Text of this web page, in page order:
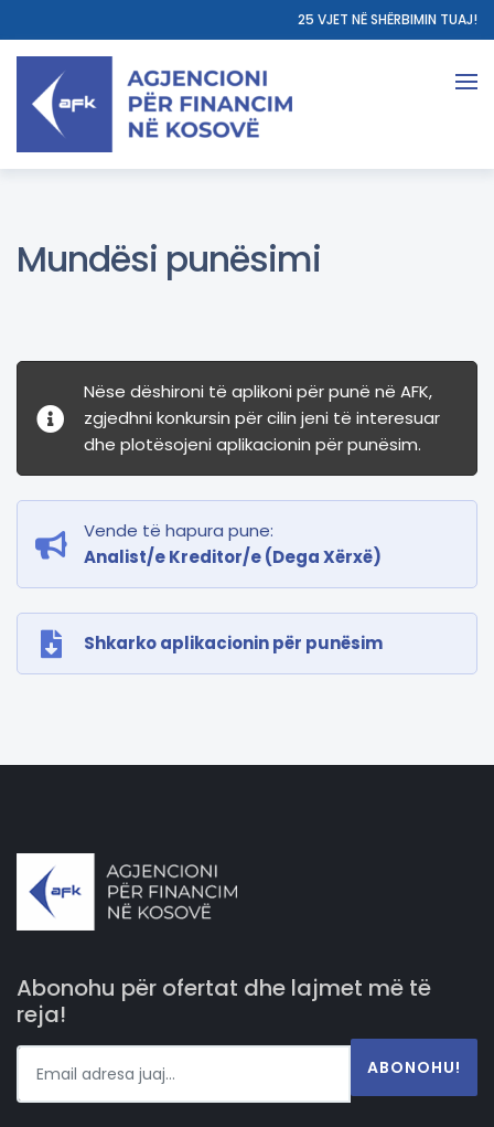
25 VJET NË SHËRBIMIN TUAJ!
Mundësi punësimi
Nëse dëshironi të aplikoni për punë në AFK,
zgjedhni konkursin për cilin jeni të interesuar
dhe plotësojeni aplikacionin për punësim.
Vende të hapura pune:
Analist/e Kreditor/e (Dega Xërxë)
Shkarko aplikacionin për punësim
Abonohu për ofertat dhe lajmet më të
reja!
ABONOHU!